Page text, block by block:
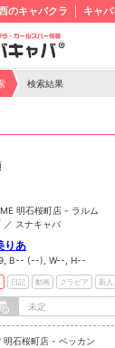
のキャバクラ キャ
検索結果
明石桜町店 - ラルム
／ スナキャバ
りあ
B-- (--), W--, H--
日記 動画 グラビア 新人
未定
明石桜町店 - ベッカン